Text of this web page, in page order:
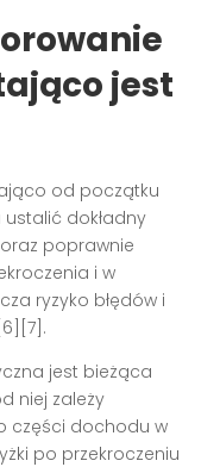
jest
od początku
dokładny
poprawnie
i w
ryzyko błędów i
jest bieżąca
niej zależy
części dochodu w
po przekroczeniu